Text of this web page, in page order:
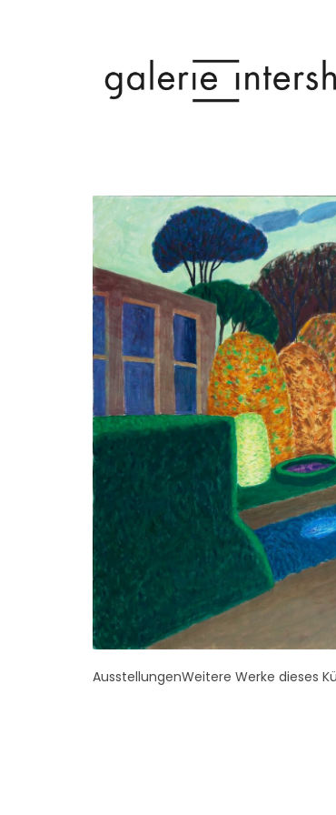
AusstellungenWeitere Werke dieses